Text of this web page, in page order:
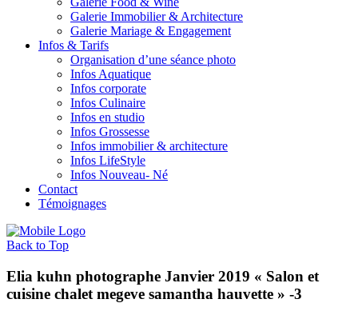
Galerie Immobilier & Architecture
Galerie Mariage & Engagement
Infos & Tarifs
Organisation d’une séance photo
Infos Aquatique
Infos corporate
Infos Culinaire
Infos en studio
Infos Grossesse
Infos immobilier & architecture
Infos LifeStyle
Infos Nouveau- Né
Contact
Témoignages
Back to Top
Elia kuhn photographe Janvier 2019 « Salon et
cuisine chalet megeve samantha hauvette » -3